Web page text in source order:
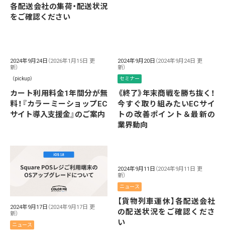
各配送会社の集荷・配送状況
をご確認ください
2024年9月24日 （2026年1月15日 更
新）
（pickup）
カート利用料金1年間分が無
料！『カラーミーショップEC
サイト導入支援金』のご案内
2024年9月20日 （2024年9月24日 更
新）
セミナー
《終了》年末商戦を勝ち抜く！
今すぐ取り組みたいECサイ
トの改善ポイント＆最新の
業界動向
2024年9月17日 （2024年9月17日 更
新）
ニュース
2024年9月11日 （2024年9月11日 更
新）
ニュース
【貨物列車運休】各配送会社
の配送状況をご確認くださ
い